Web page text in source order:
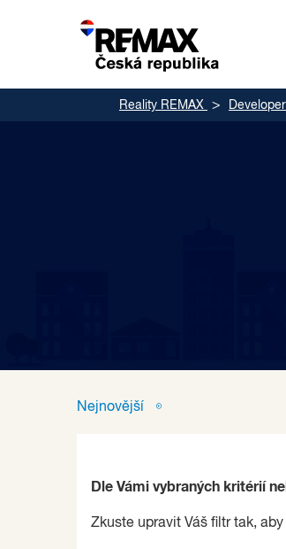
Reality REMAX
Nejnovější
Dle Vámi vybraných kritérií
Zkuste upravit Váš filtr tak,